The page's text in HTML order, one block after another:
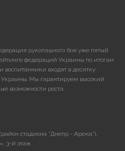
рукопашного боя уже пятый
федераций Украины по итогам
воспитанники входят в десятку
Украины. Мы гарантируем высокий
возможности роста.
стадиона "Днепр - Арена"),
3-й этаж